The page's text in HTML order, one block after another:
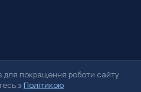
покращення роботи сайту.
з Політикою